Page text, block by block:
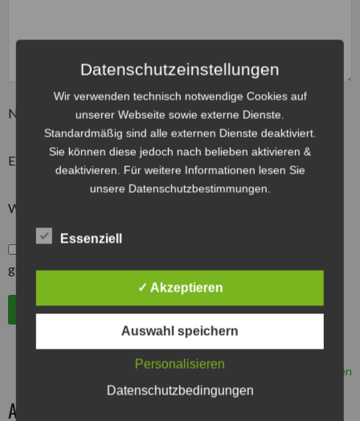
Name
E-Mail-Adresse*
Website
gelesen und akzeptiert zu haben.
Alle Spiele ansehen
AKTUELLSTE BEITRÄGE
Datenschutzeinstellungen
Wir verwenden technisch notwendige Cookies auf
unserer Webseite sowie externe Dienste.
Standardmäßig sind alle externen Dienste deaktiviert.
Sie können diese jedoch nach belieben aktivieren &
deaktivieren. Für weitere Informationen lesen Sie
unsere Datenschutzbestimmungen.
Essenziell
✓ Akzeptieren
Auswahl speichern
Personalisieren
Datenschutzbedingungen